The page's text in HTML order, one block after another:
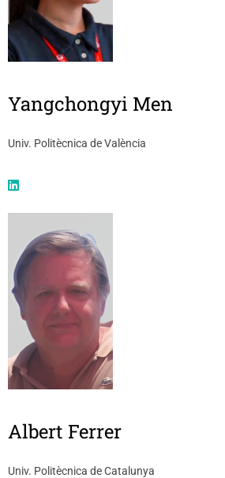
Yangchongyi Men
Univ. Politècnica de València
Albert Ferrer
Univ. Politècnica de Catalunya